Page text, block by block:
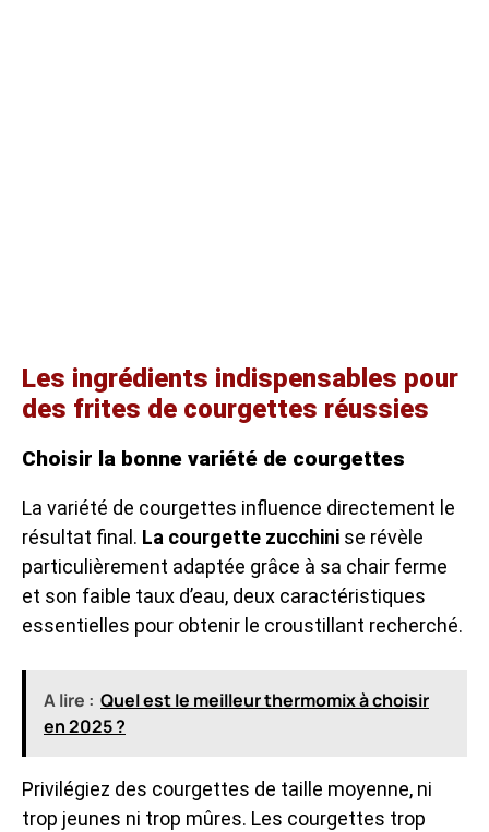
Les ingrédients indispensables pour
des frites de courgettes réussies
Choisir la bonne variété de courgettes
La variété de courgettes influence directement le
résultat final. La courgette zucchini se révèle
particulièrement adaptée grâce à sa chair ferme
et son faible taux d’eau, deux caractéristiques
essentielles pour obtenir le croustillant recherché.
A lire : Quel est le meilleur thermomix à choisir
en 2025 ?
Privilégiez des courgettes de taille moyenne, ni
trop jeunes ni trop mûres. Les courgettes trop